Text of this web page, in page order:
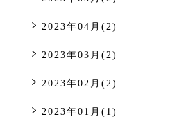
2023年04月(2)
2023年03月(2)
2023年02月(2)
2023年01月(1)